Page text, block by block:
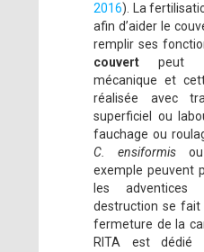
2016). La
afin d’aider le
remplir ses
couvert peut
mécanique et
réalisée avec
superficiel ou
fauchage ou
C. ensiformis
exemple peuvent
les adventices
destruction se fait
fermeture de la
RITA est dédié